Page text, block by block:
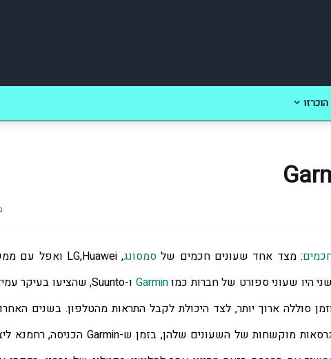
: מצד אחד שעונים חכמים של סמסונג
היו שעוני ספורט של חברות כמו Garmin